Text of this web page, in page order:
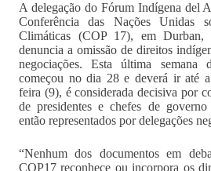
A delegação do Fórum Indígena del
Conferência das Nações Unidas
Climáticas (COP 17), em
denuncia a omissão de direitos
negociações. Esta última semana
começou no dia 28 e deverá ir até
feira (9), é considerada decisiva por
de presidentes e chefes de
então representados por delegações
“Nenhum dos documentos em
COP17 reconhece ou incorpora os